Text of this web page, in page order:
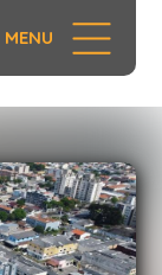
MENU